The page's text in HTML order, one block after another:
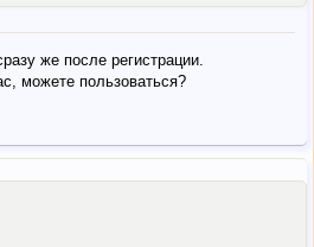
же после регистрации.
можете пользоваться?